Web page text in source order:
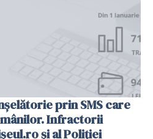
prin SMS care
Infractorii
și al Poliției